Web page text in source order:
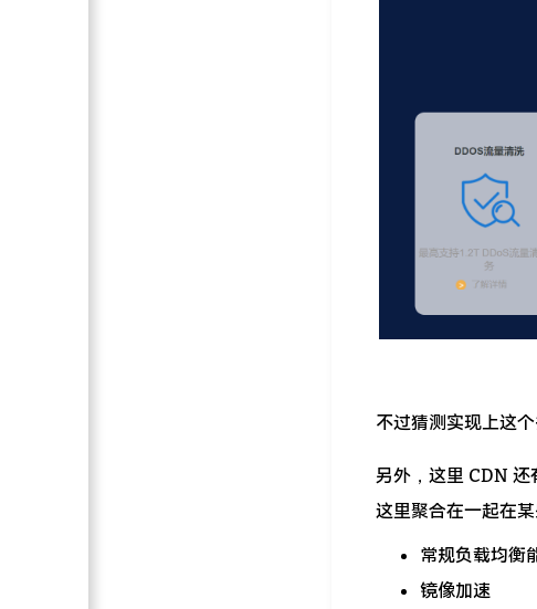
不过猜测实现上这
另外，这里 CDN
这里聚合在一起在
常规负载均衡
镜像加速